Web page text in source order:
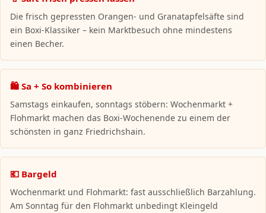
Die frisch gepressten Orangen- und Granatapfelsäfte sind
ein Boxi-Klassiker – kein Marktbesuch ohne mindestens
einen Becher.
🛍️ Sa + So kombinieren
Samstags einkaufen, sonntags stöbern: Wochenmarkt +
Flohmarkt machen das Boxi-Wochenende zu einem der
schönsten in ganz Friedrichshain.
💶 Bargeld
Wochenmarkt und Flohmarkt: fast ausschließlich Barzahlung.
Am Sonntag für den Flohmarkt unbedingt Kleingeld